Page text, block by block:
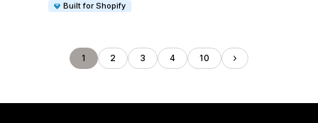
Built for Shopify
1 2 3 4 10